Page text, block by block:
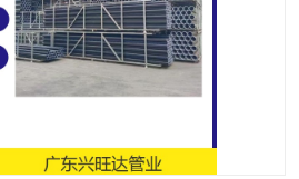
联塑家装红蓝线管